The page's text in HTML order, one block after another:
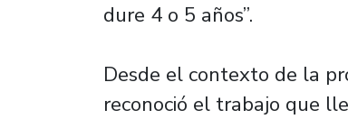
dure 4 o 5 años”.
Desde el contexto de la
reconoció el trabajo que